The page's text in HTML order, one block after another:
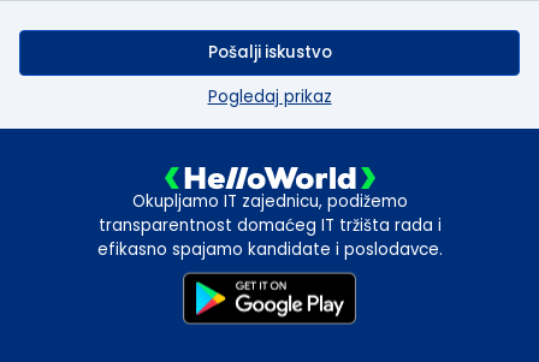
Pošalji iskustvo
Pogledaj prikaz
Okupljamo IT zajednicu, podižemo
transparentnost domaćeg IT tržišta rada i
efikasno spajamo kandidate i poslodavce.